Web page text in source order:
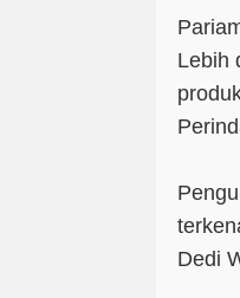
Lebih
Dedi